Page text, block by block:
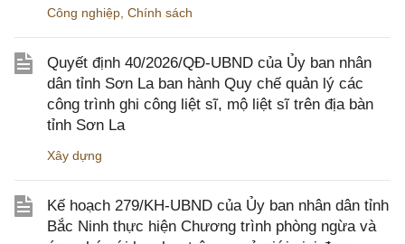
Công nghiệp Chính sách
Quyết định 40/2026/QĐ-UBND của Ủy ban nhân
dân tỉnh Sơn La ban hành Quy chế quản lý các
công trình ghi công liệt sĩ, mộ liệt sĩ trên địa bàn
tỉnh Sơn La
Xây dựng
Kế hoạch 279/KH-UBND của Ủy ban nhân dân tỉnh
Bắc Ninh thực hiện Chương trình phòng ngừa và